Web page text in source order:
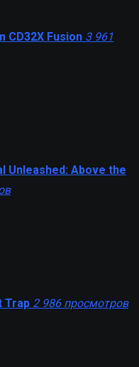
CD32X Fusion 3 961
Unleashed: Above the
Trap 2 986 просмотров